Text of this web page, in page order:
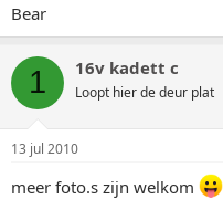
Bear
1 16v kadett c
Loopt hier de deur plat
13 jul 2010
meer foto.s zijn welkom